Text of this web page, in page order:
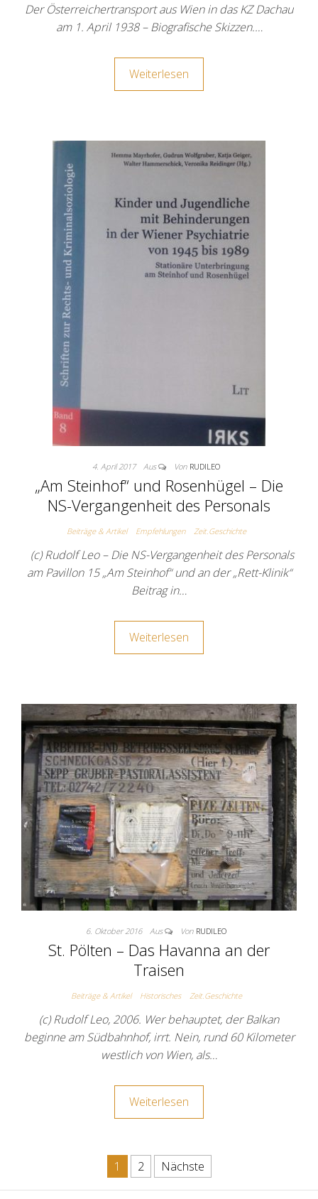
Der Österreichertransport aus Wien in das KZ Dachau
am 1. April 1938 – Biografische Skizzen.…
Weiterlesen
4. April 2017 Aus Von RUDILEO
„Am Steinhof“ und Rosenhügel – Die
NS-Vergangenheit des Personals
Beiträge & Artikel Empfehlungen Zeit.Geschichte
(c) Rudolf Leo – Die NS-Vergangenheit des Personals
am Pavillon 15 „Am Steinhof“ und an der „Rett-Klinik“
Beitrag in…
Weiterlesen
6. Oktober 2016 Aus Von RUDILEO
St. Pölten – Das Havanna an der
Traisen
Beiträge & Artikel Historisches Zeit.Geschichte
(c) Rudolf Leo, 2006. Wer behauptet, der Balkan
beginne am Südbahnhof, irrt. Nein, rund 60 Kilometer
westlich von Wien, als…
Weiterlesen
Seitennummerierung der
1 2 Nächste